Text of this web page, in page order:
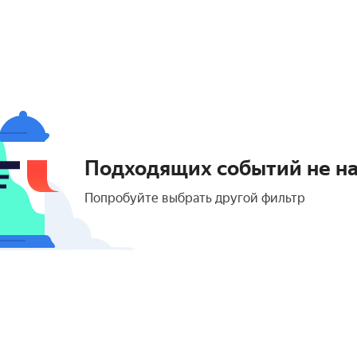
Подходящих событий не
Попробуйте выбрать другой фильтр